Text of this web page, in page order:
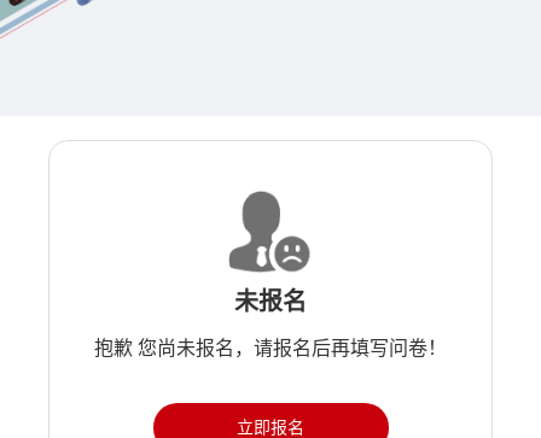
未报名
抱歉 您尚未报名，请报名后再填写问卷！
立即报名